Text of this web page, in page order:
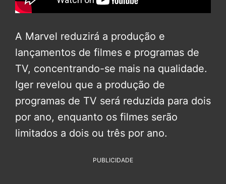
A Marvel reduzirá a produção e
lançamentos de filmes e programas de
TV, concentrando-se mais na qualidade.
Iger revelou que a produção de
programas de TV será reduzida para dois
por ano, enquanto os filmes serão
limitados a dois ou três por ano.
PUBLICIDADE